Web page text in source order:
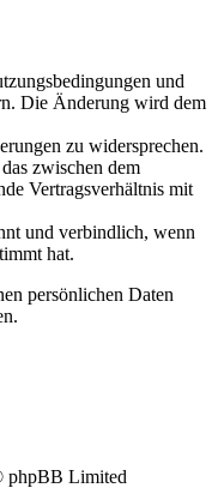
und
Die Änderung wird dem
zu widersprechen.
zwischen dem
Vertragsverhältnis mit
und verbindlich, wenn
hat.
persönlichen Daten
phpBB Limited